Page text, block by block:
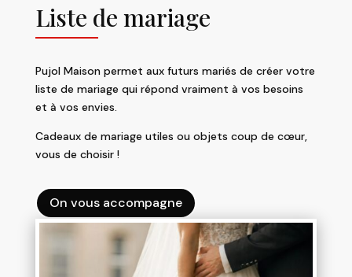
Liste de mariage
Pujol Maison permet aux futurs mariés de créer votre
liste de mariage qui répond vraiment à vos besoins
et à vos envies.
Cadeaux de mariage utiles ou objets coup de cœur,
vous de choisir !
On vous accompagne